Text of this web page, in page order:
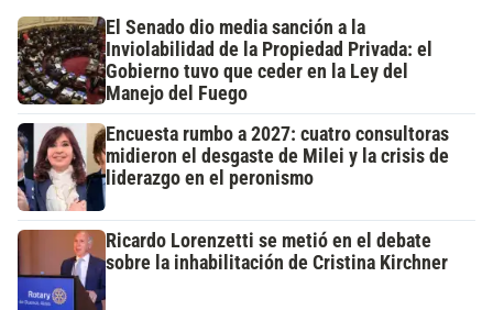
El Senado dio media sanción a la
Inviolabilidad de la Propiedad Privada: el
Gobierno tuvo que ceder en la Ley del
Manejo del Fuego
Encuesta rumbo a 2027: cuatro consultoras
midieron el desgaste de Milei y la crisis de
liderazgo en el peronismo
Ricardo Lorenzetti se metió en el debate
sobre la inhabilitación de Cristina Kirchner